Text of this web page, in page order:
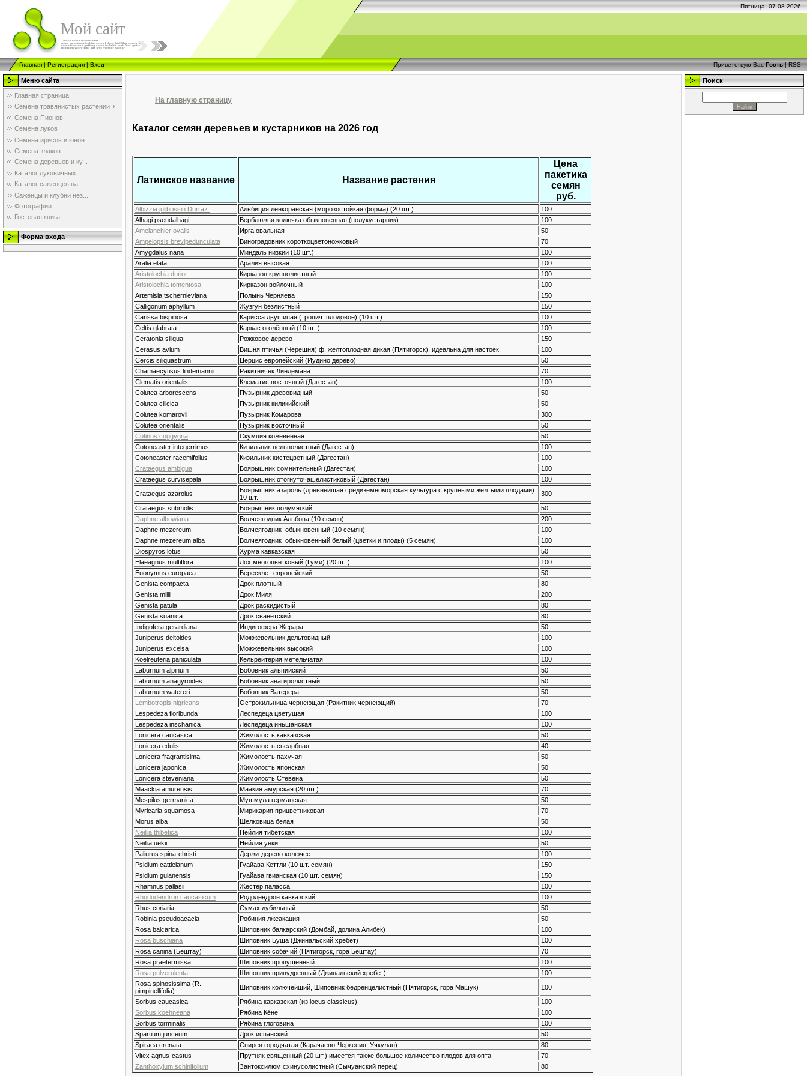
Пятница, 07.08.2026
Мой сайт
Главная|Регистрация|Вход Приветствую Вас Гость|RSS
Меню сайта
Главная страница
Семена травянистых растений
Семена Пионов
Семена луков
Семена ирисов и юнон
Семена злаков
Семена деревьев и ку...
Каталог луковичных
Каталог саженцев на ...
Саженцы и клубни нез...
Фотографии
Гостевая книга
Форма входа
На главную страницу
Каталог семян деревьев и кустарников на 2026 год
Латинское название Название растения
Цена
пакетика
семян
руб.
Albizzia julibrissin Durraz. Альбиция ленкоранская (морозостойкая форма) (20 шт.)
100
Alhagi pseudalhagi
Верблюжья колючка обыкновенная (полукустарник)
100
Amelanchier ovalis
Ирга овальная
50
Ampelopsis brevipedunculata
Виноградовник короткоцветоножковый
70
Amygdalus nana
Миндаль низкий (10 шт.)
100
Aralia elata
Аралия высокая
100
Aristolochia durior
Кирказон крупнолистный
100
Aristolochia tomentosa
Кирказон войлочный
100
Artemisia tschernieviana
Полынь Черняева
150
Calligonum aphyllum
Жузгун безлистный
150
Carissa bispinosa
Карисса двушипая (тропич. плодовое) (10 шт.)
100
Celtis glabrata
Каркас оголённый (10 шт.)
100
Ceratonia siliqua
Рожковое дерево
150
Cerasus avium
Вишня птичья (Черешня) ф. желтоплодная дикая (Пятигорск), идеальна для настоек.
100
Cercis siliquastrum
Церцис европейский (Иудино дерево)
50
Chamaecytisus lindemannii
Ракитничек Линдемана
70
Clematis orientalis
Клематис восточный (Дагестан)
100
Colutea arborescens
Пузырник древовидный
50
Colutea cilicica
Пузырник киликийский
50
Colutea komarovii
Пузырник Комарова
300
Colutea orientalis
Пузырник восточный
50
Cotinus coggygria
Скумпия кожевенная
50
Cotoneaster integerrimus
Кизильник цельнолистный (Дагестан)
100
Cotoneaster racemifolius
Кизильник кистецветный (Дагестан)
100
Crataegus ambigua
Боярышник сомнительный (Дагестан)
100
Crataegus curvisepala
Боярышник отогнуточашелистиковый (Дагестан)
100
Crataegus azarolus
Боярышник азароль (древнейшая средиземноморская культура с крупными желтыми плодами)
10 шт.
300
Crataegus submolis
Боярышник полумягкий
50
Daphne albowiana
Волчеягодник Альбова (10 семян)
200
Daphne mezereum
Волчеягодник обыкновенный (10 семян)
100
Daphne mezereum alba
Волчеягодник обыкновенный белый (цветки и плоды) (5 семян)
100
Diospyros lotus
Хурма кавказская
50
Elaeagnus multiflora
Лох многоцветковый (Гуми) (20 шт.)
100
Euonymus europaea
Бересклет европейский
50
Genista compacta
Дрок плотный
80
Genista millii
Дрок Миля
200
Genista patula
Дрок раскидистый
80
Genista suanica
Дрок сванетский
80
Indigofera gerardiana
Индигофера Жерара
50
Juniperus deltoides
Можжевельник дельтовидный
100
Juniperus excelsa
Можжевельник высокий
100
Koelreuteria paniculata
Кельрейтерия метельчатая
100
Laburnum alpinum
Бобовник альпийский
50
Laburnum anagyroides
Бобовник анагиролистный
50
Laburnum watereri
Бобовник Ватерера
50
Lembotropis nigricans
Острокильница чернеющая (Ракитник чернеющий)
70
Lespedeza floribunda
Леспедеца цветущая
100
Lespedeza inschanica
Леспедеца иньшанская
100
Lonicera caucasica
Жимолость кавказская
50
Lonicera edulis
Жимолость сьедобная
40
Lonicera fragrantisima
Жимолость пахучая
50
Lonicera japonica
Жимолость японская
50
Lonicera steveniana
Жимолость Стевена
50
Maackia amurensis
Маакия амурская (20 шт.)
70
Mespilus germanica
Мушмула германская
50
Myricaria squamosa
Мирикария прицветниковая
70
Morus alba
Шелковица белая
50
Neillia thibetica
Нейлия тибетская
100
Neillia uekii
Нейлия уеки
50
Paliurus spina-christi
Держи-дерево колючее
100
Psidium cattleianum
Гуайава Кеттли (10 шт. семян)
150
Psidium guianensis
Гуайава гвианская (10 шт. семян)
150
Rhamnus pallasii
Жестер паласса
100
Rhododendron caucasicum
Рододендрон кавказский
100
Rhus coriaria
Сумах дубильный
50
Robinia pseudoacacia
Робиния лжеакация
50
Rosa balcarica
Шиповник балкарский (Домбай, долина Алибек)
100
Rosa buschiana
Шиповник Буша (Джинальский хребет)
100
Rosa canina (Бештау)
Шиповник собачий (Пятигорск, гора Бештау)
70
Rosa praetermissa
Шиповник пропущенный
100
Rosa pulverulenta
Шиповник припудренный (Джинальский хребет)
100
Rosa spinosissima (R.
pimpinellifolia)
Шиповник колючейший, Шиповник бедренцелистный (Пятигорск, гора Машук)
100
Sorbus caucasica
Рябина кавказская (из locus classicus)
100
Sorbus koehneana
Рябина Кёне
100
Sorbus torminalis
Рябина глоговина
100
Spartium junceum
Дрок испанский
50
Spiraea crenata
Спирея городчатая (Карачаево-Черкесия, Учкулан)
80
Vitex agnus-castus
Прутняк священный (20 шт.) имеется также большое количество плодов для опта
70
Zanthoxylum schinifolium
Зантоксилюм схинусолистный (Сычуанский перец) 80
Поиск